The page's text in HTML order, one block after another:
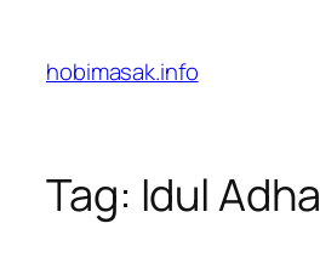
content
hobimasak.info
Tag: Idul Adha